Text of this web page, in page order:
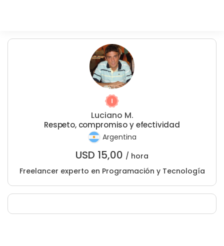
Luciano M.
Respeto, compromiso y efectividad
Argentina
USD 15,00 / hora
Freelancer experto en Programación y Tecnología